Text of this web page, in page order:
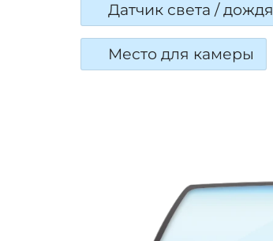
Датчик света / дождя
Место для камеры